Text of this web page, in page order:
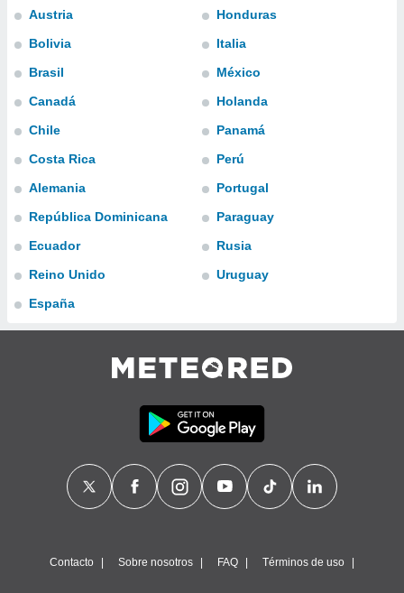
todas
ya sean
y análisis
en
perfil
y
nuestra
cookies
Austria
Bolivia
Brasil
Canadá
Chile
Costa Rica
Alemania
República Dominicana
Ecuador
Reino Unido
España
Honduras
Italia
México
Holanda
Panamá
Perú
Portugal
Paraguay
Rusia
Uruguay
Contacto Sobre nosotros FAQ Términos de uso